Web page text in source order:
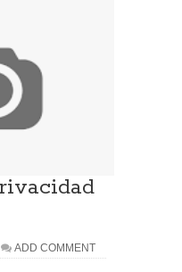
ADD COMMENT